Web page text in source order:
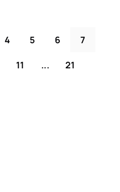
4 5 6 7
11 ... 21